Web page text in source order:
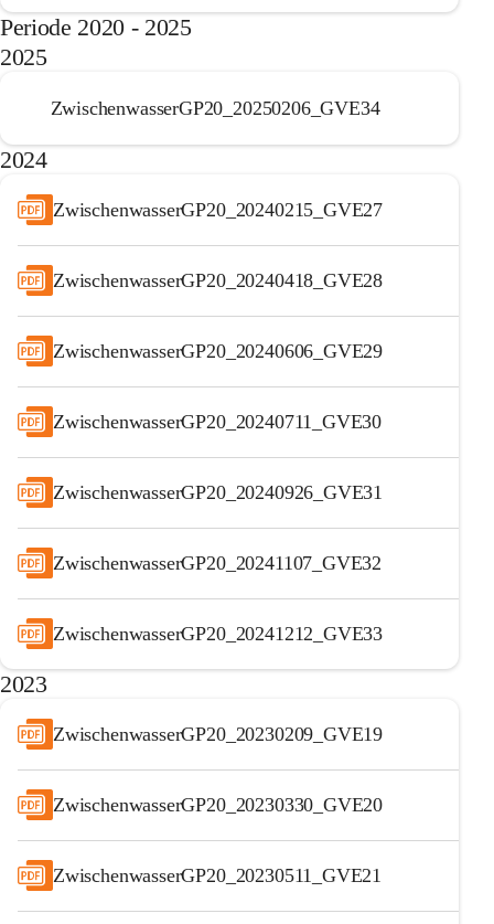
Periode 2020 - 2025
2025
ZwischenwasserGP20_20250206_GVE34
2024
ZwischenwasserGP20_20240215_GVE27
ZwischenwasserGP20_20240418_GVE28
ZwischenwasserGP20_20240606_GVE29
ZwischenwasserGP20_20240711_GVE30
ZwischenwasserGP20_20240926_GVE31
ZwischenwasserGP20_20241107_GVE32
ZwischenwasserGP20_20241212_GVE33
2023
ZwischenwasserGP20_20230209_GVE19
ZwischenwasserGP20_20230330_GVE20
ZwischenwasserGP20_20230511_GVE21